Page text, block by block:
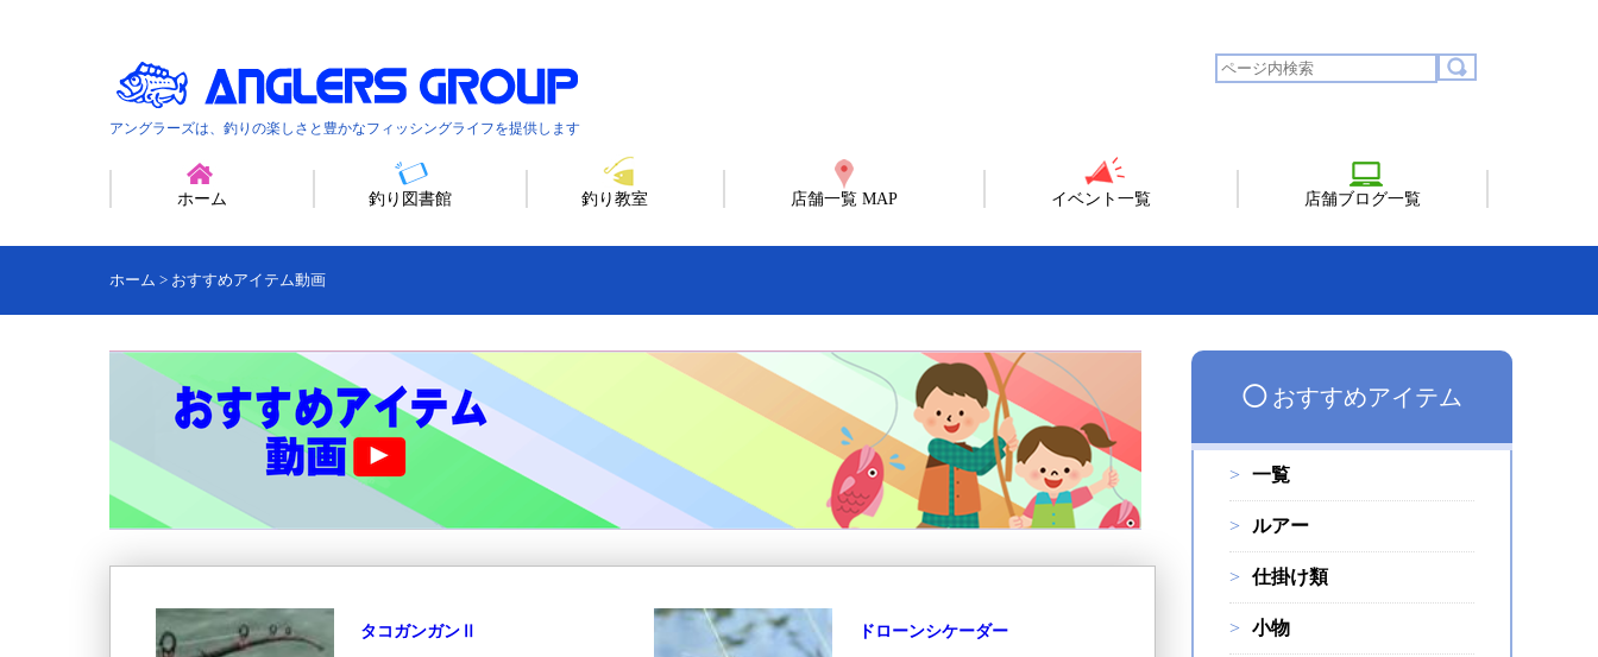
アングラーズは、釣りの楽しさと豊かなフィッシングライフを提供します
ホーム 釣り図書館 釣り教室 店舗一覧 MAP イベント一覧 店舗ブログ一覧
ホーム > おすすめアイテム動画
タコガンガンⅡ
ドローンシケーダー
◯おすすめアイテム
一覧
ルアー
仕掛け類
小物